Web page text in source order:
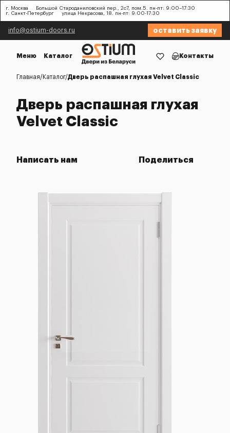
г. Москва
Большой Староданиловский пер., 2с7, пом.5. пн-пт: 9:00–17:30
г. Санкт-Петербург
улица Некрасова, 18. пн-пт: 9:00-17:30
info@ostium-doors.ru оставить заявку
Меню Каталог Контакты
Главная Каталог Дверь распашная глухая Velvet Classic
Дверь распашная глухая
Velvet Classic
Написать нам Поделиться